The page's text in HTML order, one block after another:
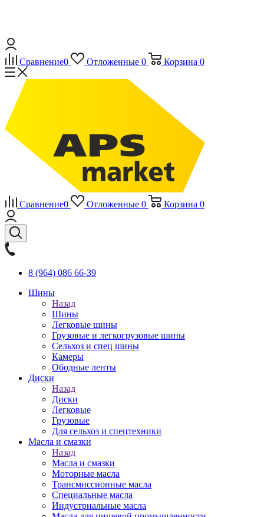
Сравнение0 Отложенные 0 Корзина 0
Сравнение0 Отложенные 0 Корзина 0
8 (964) 086 66-39
Шины
Назад
Шины
Легковые шины
Грузовые и легкогрузовые шины
Сельхоз и спец шины
Камеры
Ободные ленты
Диски
Назад
Диски
Легковые
Грузовые
Для сельхоз и спецтехники
Масла и смазки
Назад
Масла и смазки
Моторные масла
Трансмиссионные масла
Специальные масла
Индустриальные масла